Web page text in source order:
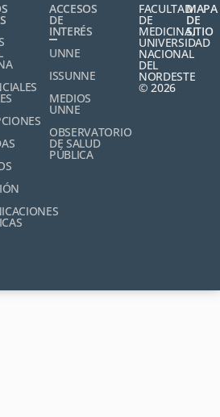
ACCESOS
DE
INTERÉS
UNNE
ISSUNNE
MEDIOS
UNNE
OBSERVATORIO
DE SALUD
PÚBLICA
FACULTAD
DE
MEDICINA,
UNIVERSIDAD
NACIONAL
DEL
NORDESTE
© 2026
MAPA
DE
SITIO